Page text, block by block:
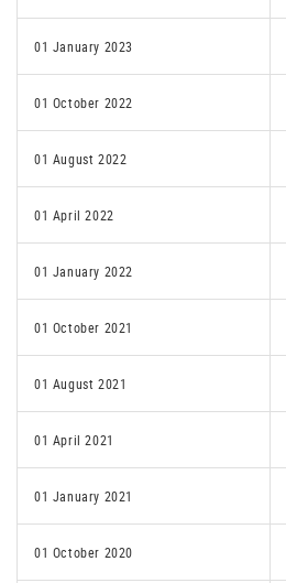
01 January 2023
01 October 2022
01 August 2022
01 April 2022
01 January 2022
01 October 2021
01 August 2021
01 April 2021
01 January 2021
01 October 2020